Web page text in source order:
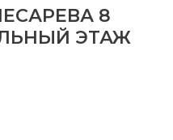
8
ЭТАЖ